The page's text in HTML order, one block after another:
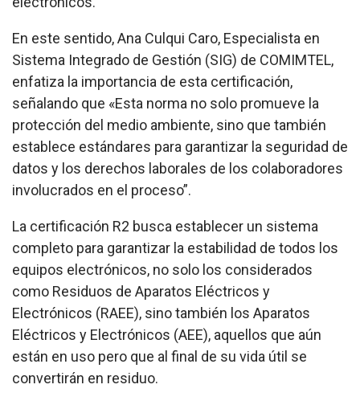
En este sentido, Ana Culqui Caro, Especialista en
Sistema Integrado de Gestión (SIG) de COMIMTEL,
enfatiza la importancia de esta certificación,
señalando que «Esta norma no solo promueve la
protección del medio ambiente, sino que también
establece estándares para garantizar la seguridad de
datos y los derechos laborales de los colaboradores
involucrados en el proceso”.
La certificación R2 busca establecer un sistema
completo para garantizar la estabilidad de todos los
equipos electrónicos, no solo los considerados
como Residuos de Aparatos Eléctricos y
Electrónicos (RAEE), sino también los Aparatos
Eléctricos y Electrónicos (AEE), aquellos que aún
están en uso pero que al final de su vida útil se
convertirán en residuo.